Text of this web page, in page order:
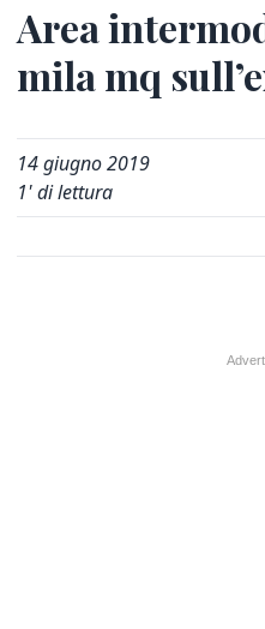
Area
mila mq
14 giugno 2019
1' di lettura